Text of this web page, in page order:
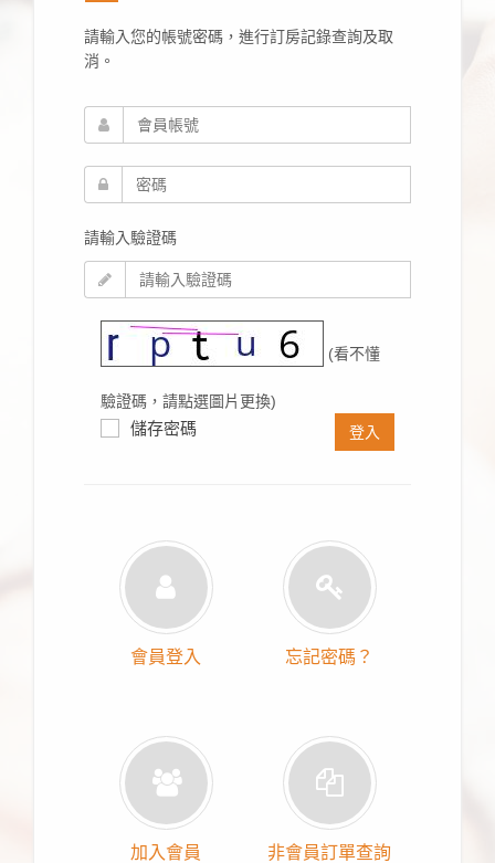
請輸入您的帳號密碼，進行訂房記錄查詢及取
消。
請輸入驗證碼
(看不懂
驗證碼，請點選圖片更換)
儲存密碼 登入
會員登入 忘記密碼？
加入會員 非會員訂單查詢